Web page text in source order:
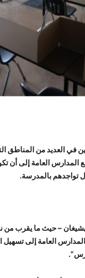
في العديد من المناطق
العامة إلى أن
تواجدهم بالمدرسة.
العامة إلى تسهيل
“.